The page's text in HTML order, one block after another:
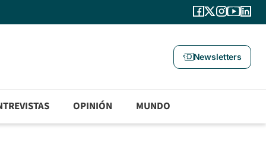
Newsletters
OPINIÓN MUNDO